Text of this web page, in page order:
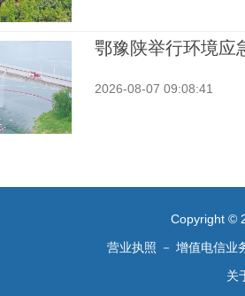
鄂豫陕举行环境应
2026-08-07 09:08:41
Copyright ©
营业执照 － 增值电信业
关